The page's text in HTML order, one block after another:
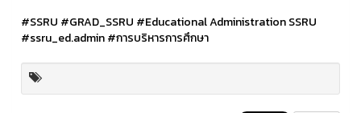
#SSRU #GRAD_SSRU #Educational Administration SSRU
#ssru_ed.admin#การบริหารการศึกษา